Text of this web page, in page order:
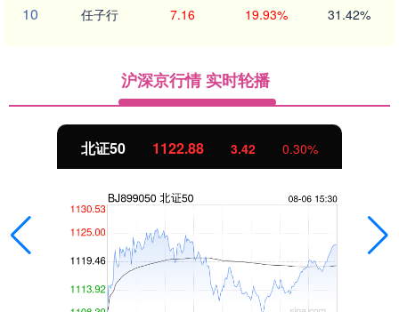
10 任子行 7.16 19.93% 31.42%
沪深京行情 实时轮播
北证50 1122.88 3.42 0.30%